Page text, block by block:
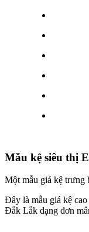
Mẫu kệ siêu thị
Một mẫu giá kệ trưng
Đây là mẫu giá kệ
Đắk Lắk dạng đơn